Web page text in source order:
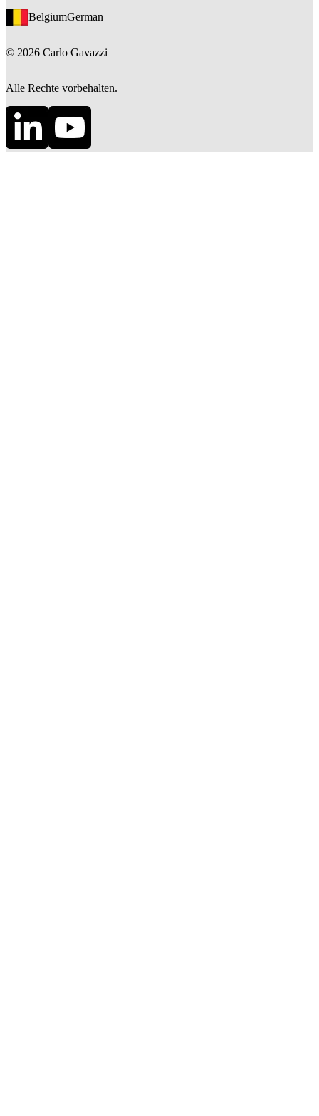
BelgiumGerman
© 2026 Carlo Gavazzi
Alle Rechte vorbehalten.